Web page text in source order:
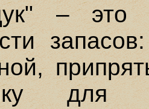
– это
для